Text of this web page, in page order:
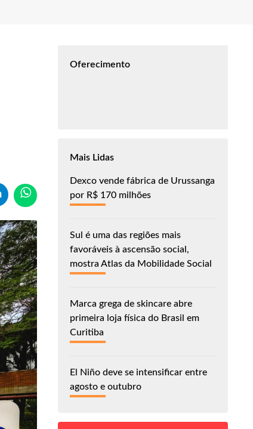
Oferecimento
Mais Lidas
Dexco vende fábrica de Urussanga
por R$ 170 milhões
Sul é uma das regiões mais
favoráveis à ascensão social,
mostra Atlas da Mobilidade Social
Marca grega de skincare abre
primeira loja física do Brasil em
Curitiba
El Niño deve se intensificar entre
agosto e outubro